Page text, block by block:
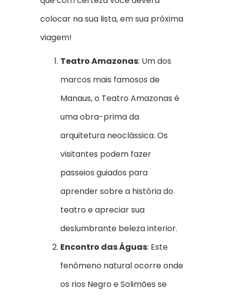
colocar na sua lista, em sua próxima
viagem!
Teatro Amazonas: Um dos
marcos mais famosos de
Manaus, o Teatro Amazonas é
uma obra-prima da
arquitetura neoclássica. Os
visitantes podem fazer
passeios guiados para
aprender sobre a história do
teatro e apreciar sua
deslumbrante beleza interior.
Encontro das Águas: Este
fenômeno natural ocorre onde
os rios Negro e Solimões se